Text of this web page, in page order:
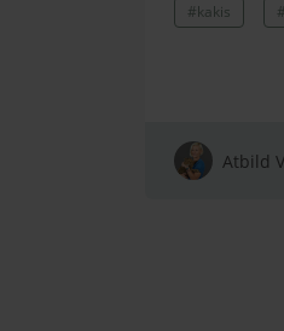
#kakis
Atbild